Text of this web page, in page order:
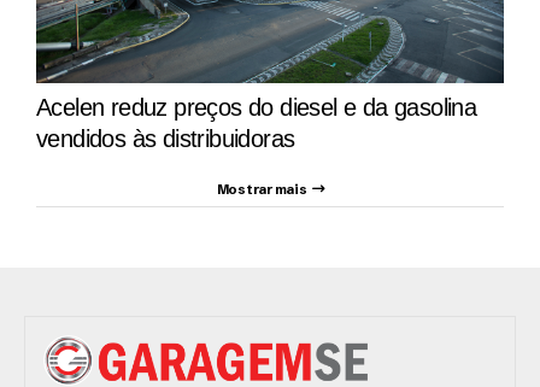
Acelen reduz preços do diesel e da gasolina
vendidos às distribuidoras
Mostrar mais